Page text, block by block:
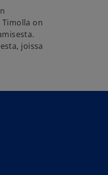
on
joissa